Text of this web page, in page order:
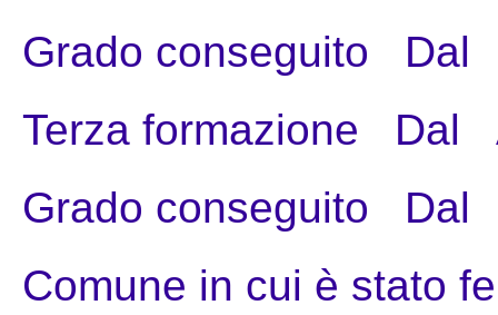
Grado conseguito
Dal
Terza formazione
Dal
Grado conseguito
Dal
Comune in cui è stato